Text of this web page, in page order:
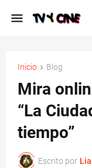
Inicio Blog
Mira
“La
tiempo”
Escrito por Lia